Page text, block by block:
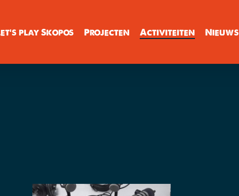
play Skopos Projecten Activiteiten Nieuws